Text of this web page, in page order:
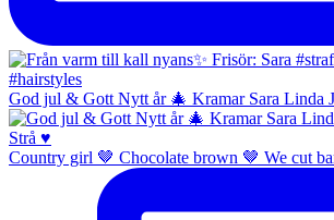
God jul & Gott Nytt år 🎄 Kramar Sara Linda
Country girl 🤎 Chocolate brown 🤎 We cut